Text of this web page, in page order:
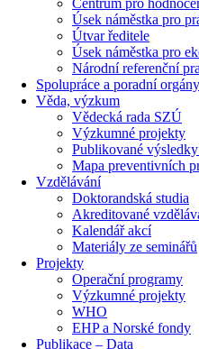
Centrum pro
Úsek náměstka pro
Útvar ředitele
Úsek náměstka pro
Národní referenční
Spolupráce a poradní
Věda, výzkum
Vědecká rada SZÚ
Výzkumné projekty
Publikované
Mapa preventivních
Vzdělávání
Doktorandská studia
Akreditované
Kalendář akcí
Materiály ze seminářů
Projekty
Operační programy
Výzkumné projekty
WHO
EHP a Norské fondy
Publikace – Data